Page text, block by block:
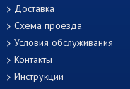
Доставка
Схема проезда
Условия обслуживания
Контакты
Инструкции